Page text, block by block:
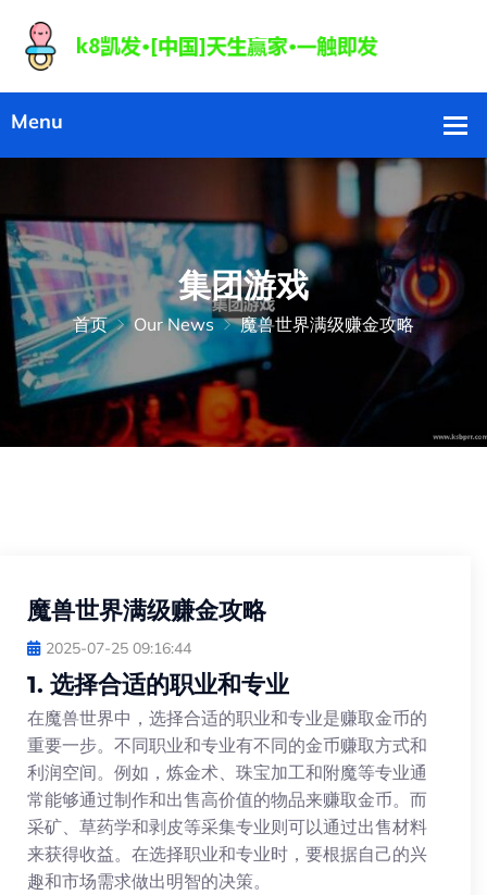
集团游戏
首页 Our News 魔兽世界满级赚金攻略
魔兽世界满级赚金攻略
2025-07-25 09:16:44
1. 选择合适的职业和专业
在魔兽世界中，选择合适的职业和专业是赚取金币的
重要一步。不同职业和专业有不同的金币赚取方式和
利润空间。例如，炼金术、珠宝加工和附魔等专业通
常能够通过制作和出售高价值的物品来赚取金币。而
采矿、草药学和剥皮等采集专业则可以通过出售材料
来获得收益。在选择职业和专业时，要根据自己的兴
趣和市场需求做出明智的决策。